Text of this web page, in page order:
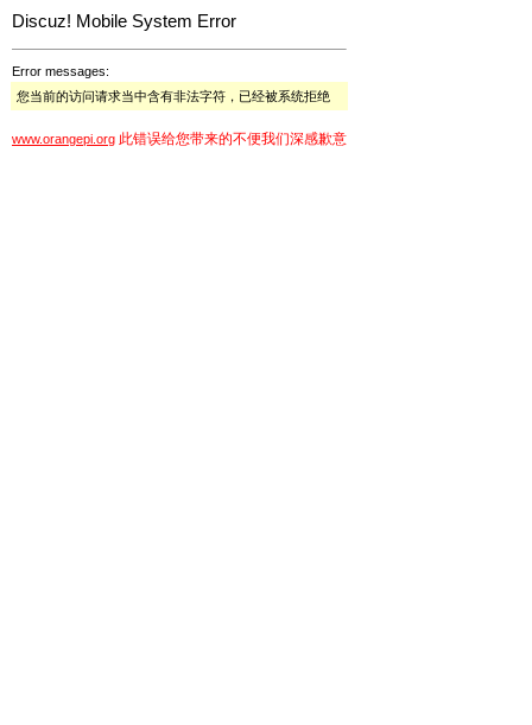
Discuz! Mobile System Error
Error messages:
您当前的访问请求当中含有非法字符，已经被系统拒绝
www.orangepi.org 此错误给您带来的不便我们深感歉意